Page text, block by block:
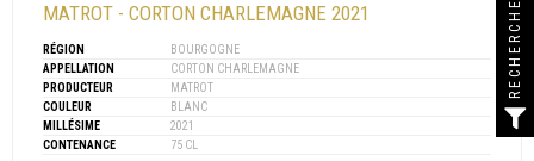
MATROT - CORTON CHARLEMAGNE 2021
RÉGION
BOURGOGNE
APPELLATION
CORTON CHARLEMAGNE
PRODUCTEUR
MATROT
COULEUR
BLANC
MILLÉSIME
2021
CONTENANCE
75 CL
RECHERCHER